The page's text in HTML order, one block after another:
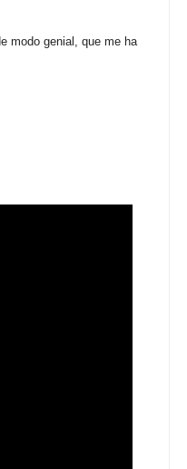
modo genial, que me ha